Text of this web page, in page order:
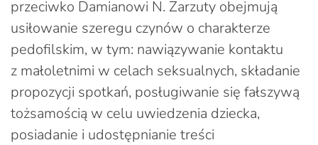
przeciwko Damianowi N. Zarzuty obejmują
usiłowanie szeregu czynów o charakterze
pedofilskim, w tym: nawiązywanie kontaktu
z małoletnimi w celach seksualnych, składanie
propozycji spotkań, posługiwanie się fałszywą
tożsamością w celu uwiedzenia dziecka,
posiadanie i udostępnianie treści